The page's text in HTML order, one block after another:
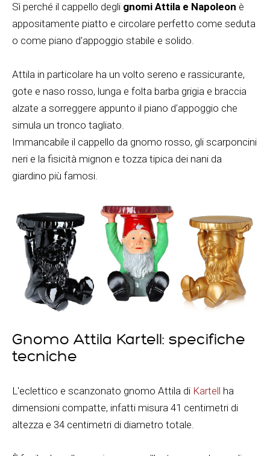
Sì perché il cappello degli gnomi Attila e Napoleon è
appositamente piatto e circolare perfetto come seduta
o come piano d'appoggio stabile e solido.
Attila in particolare ha un volto sereno e rassicurante,
gote e naso rosso, lunga e folta barba grigia e braccia
alzate a sorreggere appunto il piano d'appoggio che
simula un tronco tagliato.
Immancabile il cappello da gnomo rosso, gli scarponcini
neri e la fisicità mignon e tozza tipica dei nani da
giardino più famosi.
Gnomo Attila Kartell: specifiche
tecniche
L'eclettico e scanzonato gnomo Attila di Kartell ha
dimensioni compatte, infatti misura 41 centimetri di
altezza e 34 centimetri di diametro totale.